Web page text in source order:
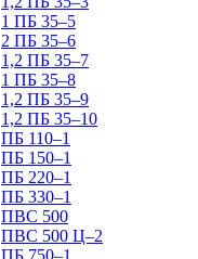
1 ПБ 35–5
2 ПБ 35–6
1,2 ПБ 35–7
1 ПБ 35–8
1,2 ПБ 35–9
1,2 ПБ 35–10
ПБ 110–1
ПБ 150–1
ПБ 220–1
ПБ 330–1
ПВС 500
ПВС 500 Ц–2
ПБ 750–1